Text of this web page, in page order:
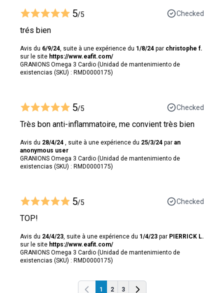
5/5 Checked
trés bien
Avis du 6/9/24 , suite à une expérience du 1/8/24 par christophe f.
sur le site https://www.eafit.com/
GRANIONS Omega 3 Cardio (Unidad de mantenimiento de
existencias (SKU) : RMD0000175)
5/5 Checked
Très bon anti-inflammatoire, me convient très bien
Avis du 28/4/24 , suite à une expérience du 25/3/24 par an
anonymous user
GRANIONS Omega 3 Cardio (Unidad de mantenimiento de
existencias (SKU) : RMD0000175)
5/5 Checked
TOP!
Avis du 24/4/23 , suite à une expérience du 1/4/23 par PIERRICK L.
sur le site https://www.eafit.com/
GRANIONS Omega 3 Cardio (Unidad de mantenimiento de
existencias (SKU) : RMD0000175)
1 2 3